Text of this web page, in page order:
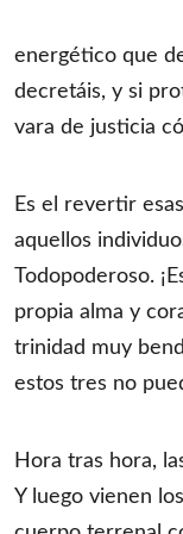
energético que
decretáis, y si
vara de justicia
Es el revertir
aquellos
Todopoderoso.
propia alma y
trinidad muy
estos tres no
Hora tras hora,
Y luego vienen